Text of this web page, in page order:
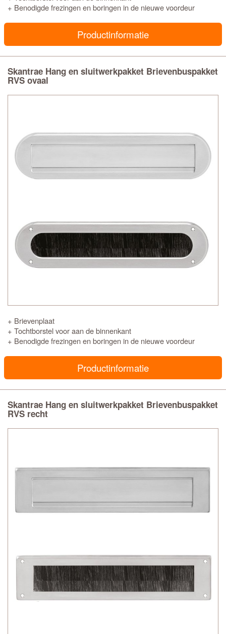
+ Benodigde frezingen en boringen in de nieuwe voordeur
Productinformatie
Skantrae Hang en sluitwerkpakket Brievenbuspakket
RVS ovaal
+ Brievenplaat
+ Tochtborstel voor aan de binnenkant
+ Benodigde frezingen en boringen in de nieuwe voordeur
Productinformatie
Skantrae Hang en sluitwerkpakket Brievenbuspakket
RVS recht